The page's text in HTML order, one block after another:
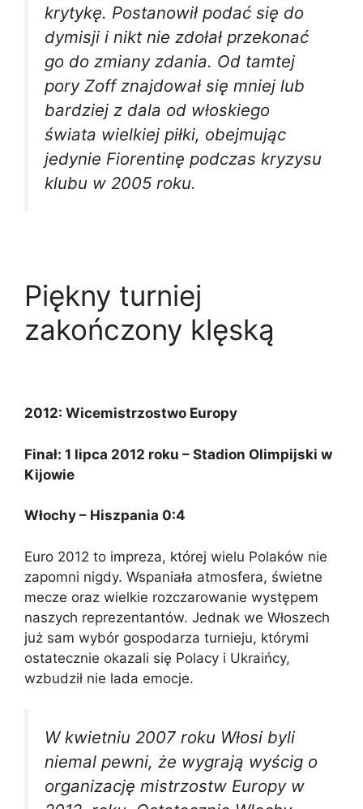
krytykę. Postanowił podać się do
dymisji i nikt nie zdołał przekonać
go do zmiany zdania. Od tamtej
pory Zoff znajdował się mniej lub
bardziej z dala od włoskiego
świata wielkiej piłki, obejmując
jedynie Fiorentinę podczas kryzysu
klubu w 2005 roku.
Piękny turniej
zakończony klęską
2012: Wicemistrzostwo Europy
Finał: 1 lipca 2012 roku – Stadion Olimpijski w
Kijowie
Włochy – Hiszpania 0:4
Euro 2012 to impreza, której wielu Polaków nie
zapomni nigdy. Wspaniała atmosfera, świetne
mecze oraz wielkie rozczarowanie występem
naszych reprezentantów. Jednak we Włoszech
już sam wybór gospodarza turnieju, którymi
ostatecznie okazali się Polacy i Ukraińcy,
wzbudził nie lada emocje.
W kwietniu 2007 roku Włosi byli
niemal pewni, że wygrają wyścig o
organizację mistrzostw Europy w